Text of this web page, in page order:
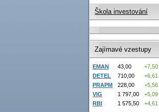
Škola investování
Zajímavé vzestupy
EMAN 43,00
+7,50
DETEL
710,00
+6,61
PRAPM
228,00
+5,56
VIG
1 797,00
+5,09
RBI
1 575,50 +4,61